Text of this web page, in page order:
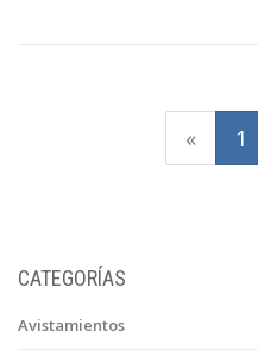
« 1
CATEGORÍAS
Avistamientos